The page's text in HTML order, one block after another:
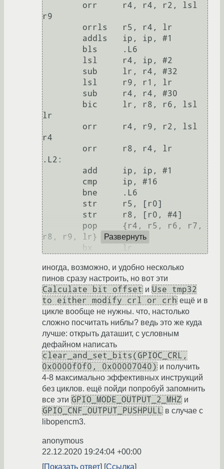
r9
lr
r4
.L2:
r8, r9, lr}
Развернуть
иногда, возможно, и удобно несколько
пинов сразу настроить, но вот эти
Calculate bit offset и Use tmp32
to either modify crl or crh ещё и в
цикле вообще не нужны. что, настолько
сложно посчитать ниблы? ведь это же куда
лучше: открыть даташит, с условным
дефайном написать
clear_and_set_bits(GPIOC_CRL,
0x0000f0f0, 0x00007040) и получить
4-8 максимально эффективных инструкций
без циклов. ещё пойди попробуй запомнить
все эти GPIO_MODE_OUTPUT_2_MHZ и
GPIO_CNF_OUTPUT_PUSHPULL в случае с
libopencm3.
anonymous
22.12.2020 19:24:04 +00:00
Показать ответ
Ссылка